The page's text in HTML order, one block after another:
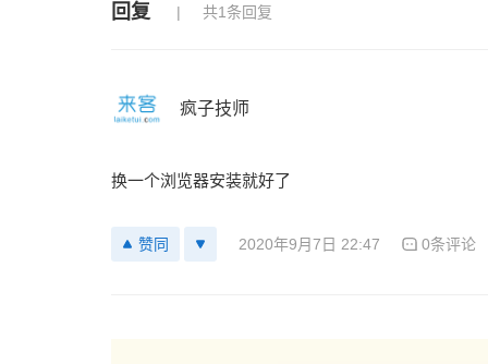
回复 共1条回复
疯子技师
换一个浏览器安装就好了
赞同 2020年9月7日 22:47 0条评论